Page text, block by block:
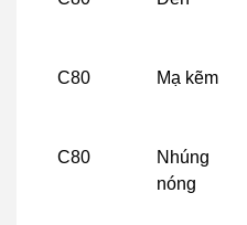
C80 Mạ kẽm
C80
Nhúng
nóng